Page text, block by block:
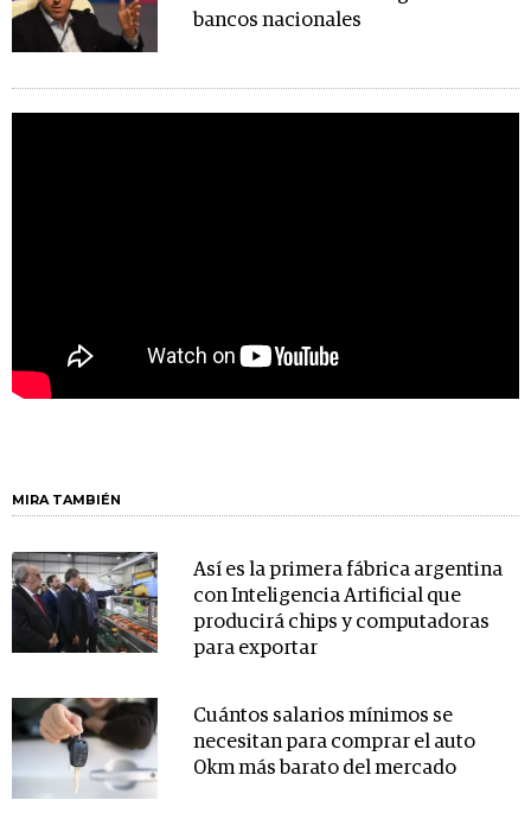
bancos nacionales
MIRA TAMBIÉN
Así es la primera fábrica argentina
con Inteligencia Artificial que
producirá chips y computadoras
para exportar
Cuántos salarios mínimos se
necesitan para comprar el auto
0km más barato del mercado